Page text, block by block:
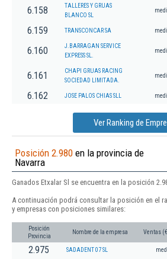
6.158
TALLERES Y GRUAS
BLANCO SL
6.159 TRANSCONCAR SA
6.160
J.BARRAGAN SERVICE
EXPRESS SL.
6.161
CHAPI GRUAS RACING
SOCIEDAD LIMITADA.
6.162 JOSE PALOS CHIAS SLL
Ver Ranking de
Posición 2.980 en la provincia de
Navarra
Ganados Etxalar Sl se encuentra en la posición
A continuación podrá consultar la posición en el
y empresas con posiciones similares:
Posición
Provincia
Nombre de la empresa Ventas
2.975 SADADENT 07 SL